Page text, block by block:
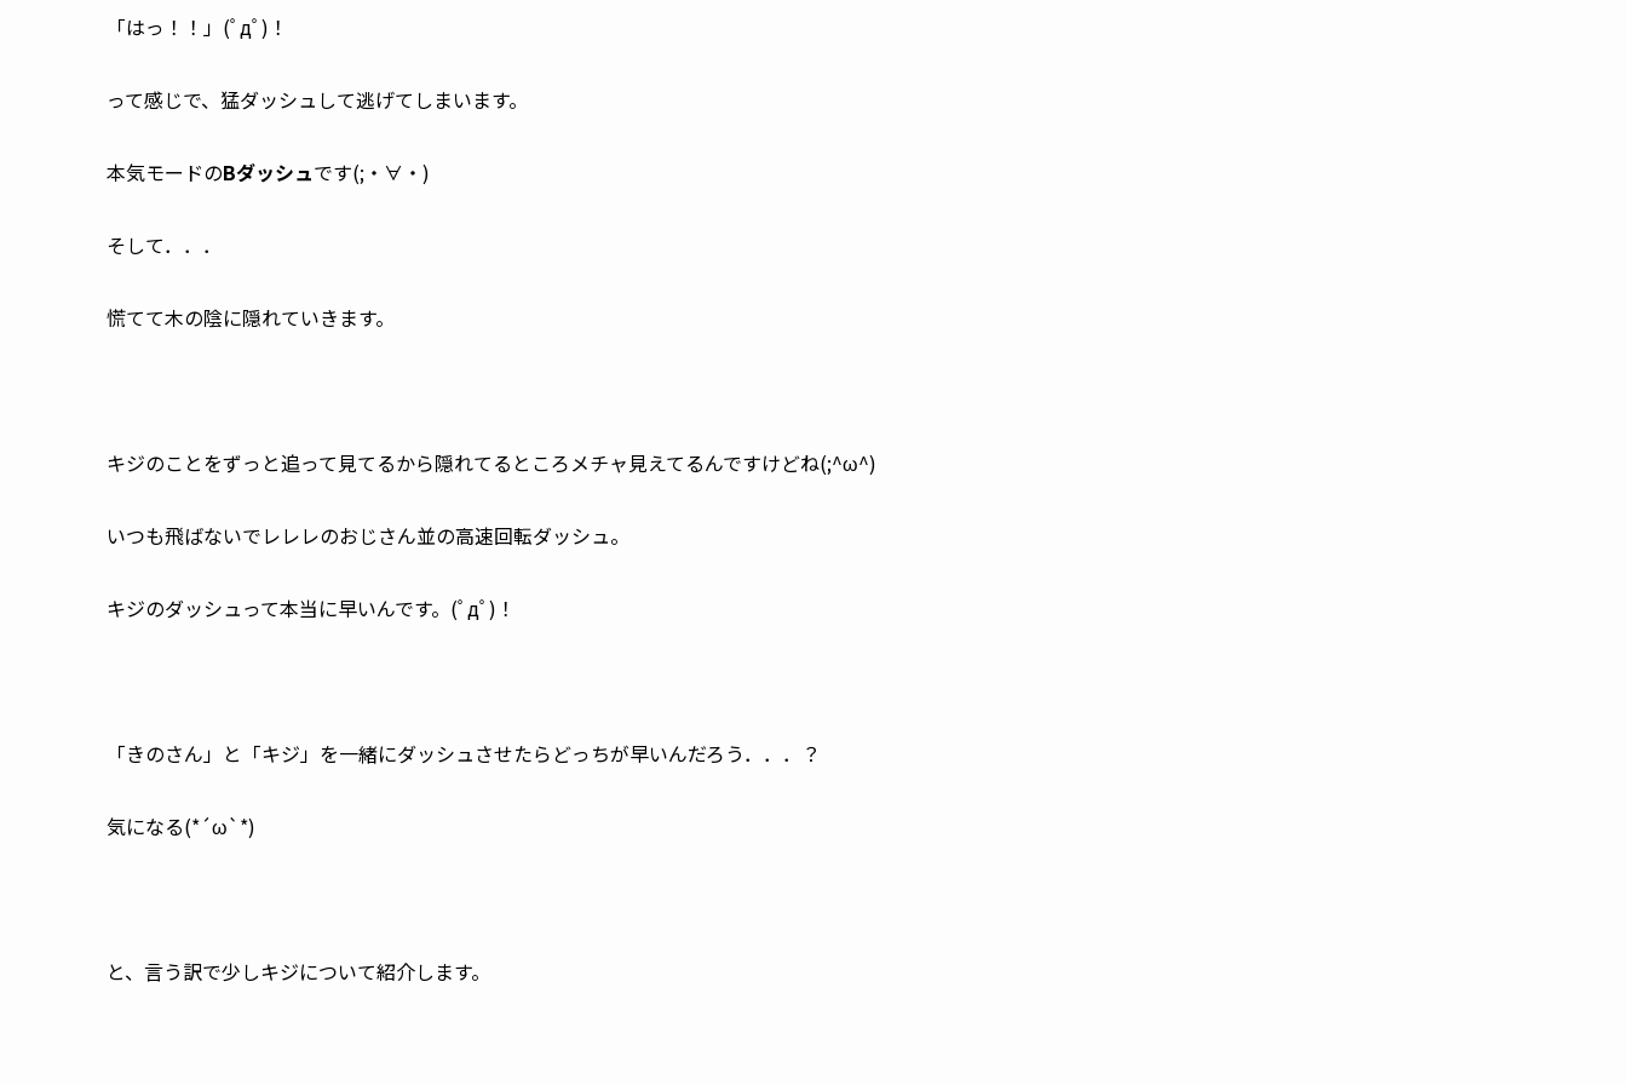
「はっ！！」(ﾟдﾟ)！
って感じで、猛ダッシュして逃げてしまいます。
本気モードのBダッシュです(;・∀・)
そして．．．
慌てて木の陰に隠れていきます。
キジのことをずっと追って見てるから隠れてるところメチャ見えてるんですけどね(;^ω^)
いつも飛ばないでレレレのおじさん並の高速回転ダッシュ。
キジのダッシュって本当に早いんです。(ﾟдﾟ)！
「きのさん」と「キジ」を一緒にダッシュさせたらどっちが早いんだろう．．．？
気になる(*´ω`*)
と、言う訳で少しキジについて紹介します。